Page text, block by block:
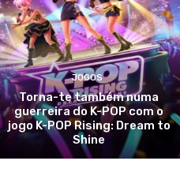
JOGOS
Torna-te também numa
guerreira do K-POP com o
jogo K-POP Rising: Dream to
Shine